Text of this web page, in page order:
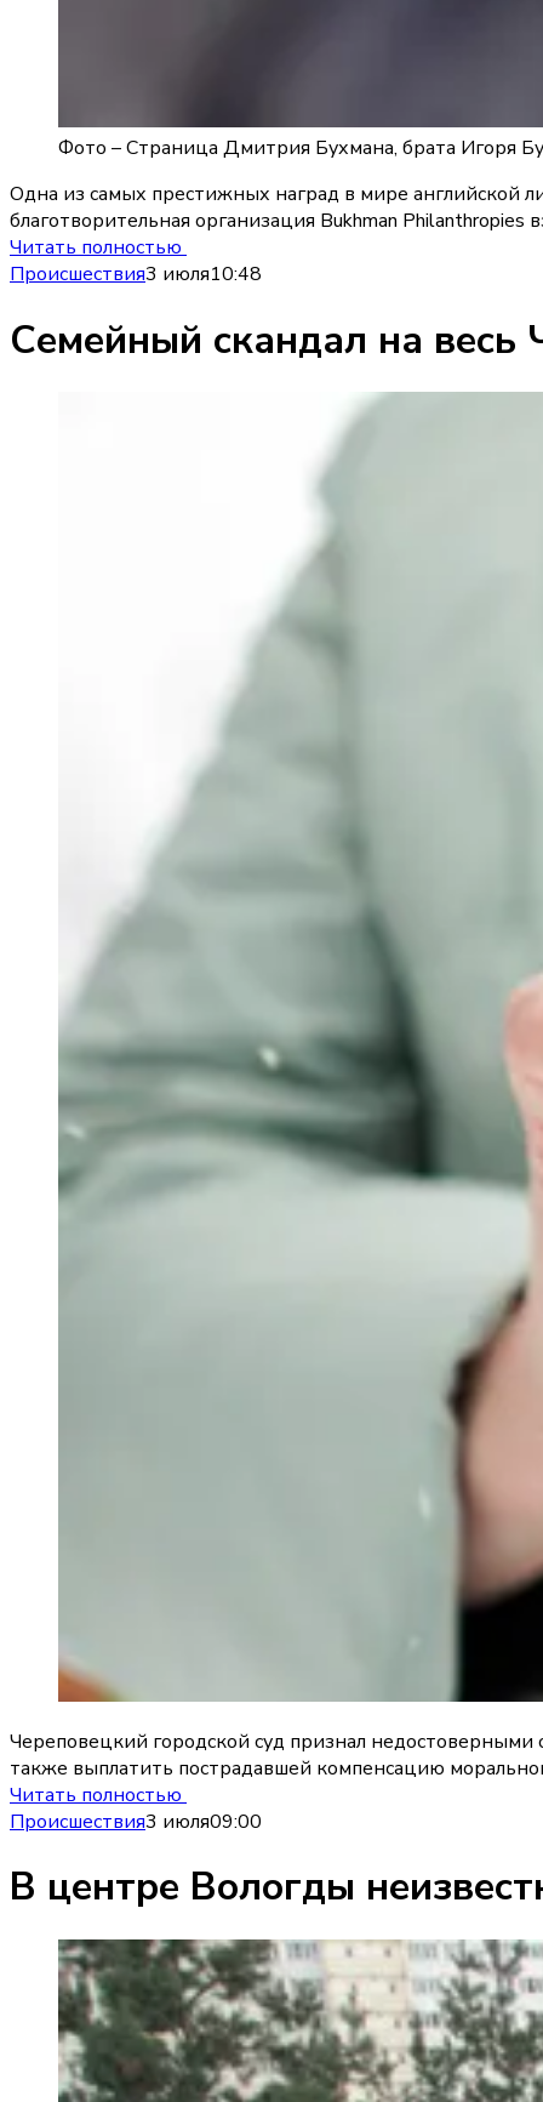
Фото –Страница Дмитрия Бухмана, брата Игоря
Одна из самых престижных наград в мире английской
благотворительная организация Bukhman
Читать полностью
Происшествия3 июля10:48
Семейный скандал на весь
Череповецкий городской суд признал
также выплатить пострадавшей компенсацию
Читать полностью
Происшествия3 июля09:00
В центре Вологды